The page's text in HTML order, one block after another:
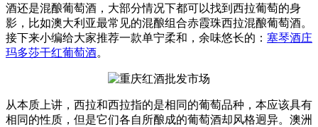
酒还是混酿葡萄酒，大部分情况下都可以找到西拉葡萄的身
影，比如澳大利亚最常见的混酿组合赤霞珠西拉混酿葡萄酒。
接下来小编给大家推荐一款单宁柔和，余味悠长的： 塞琴酒庄
玛多莎干红葡萄酒。
从本质上讲，西拉和西拉指的是相同的葡萄品种，本应该具有
相同的性质，但是它们各自所酿成的葡萄酒却风格迥异。澳洲